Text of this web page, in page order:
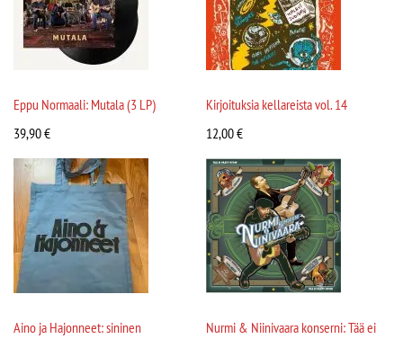
Eppu Normaali: Mutala (3 LP)
39,90€
Kirjoituksia kellareista vol. 14
12,00€
Aino ja Hajonneet: sininen
Nurmi & Niinivaara konserni: Tää ei